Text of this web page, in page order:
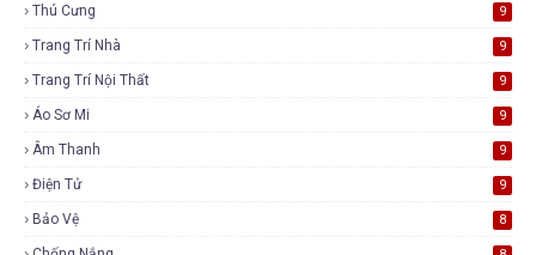
Thú Cưng 9
Trang Trí Nhà 9
Trang Trí Nội Thất 9
Áo Sơ Mi 9
Âm Thanh 9
Điện Tử 9
Bảo Vệ 8